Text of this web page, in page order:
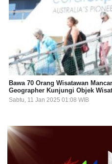
Bawa 70 Orang Wisatawan
Geographer Kunjungi Objek
Sabtu, 11 Jan 2025 01:08 WIB